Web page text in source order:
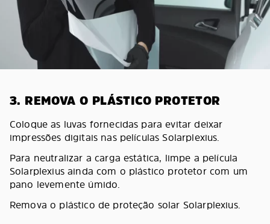
3. REMOVA O PLÁSTICO PROTETOR
Coloque as luvas fornecidas para evitar deixar
impressões digitais nas películas Solarplexius.
Para neutralizar a carga estática, limpe a película
Solarplexius ainda com o plástico protetor com um
pano levemente úmido.
Remova o plástico de proteção solar Solarplexius.